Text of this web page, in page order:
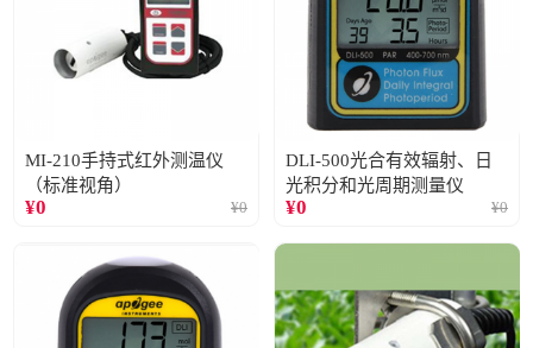
MI-210手持式红外测温仪
（标准视角）
¥0 ¥0
DLI-500光合有效辐射、日
光积分和光周期测量仪
¥0 ¥0